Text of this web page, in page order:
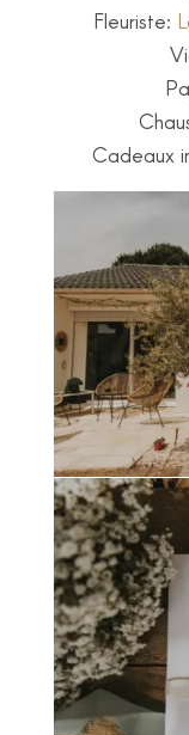
Fleuriste:
Cadeaux